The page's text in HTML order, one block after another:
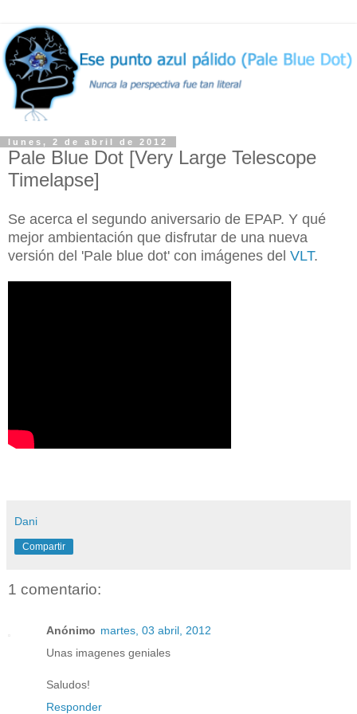
lunes, 2 de abril de 2012
Pale Blue Dot [Very Large Telescope
Timelapse]
Se acerca el segundo aniversario de EPAP. Y qué
mejor ambientación que disfrutar de una nueva
versión del 'Pale blue dot' con imágenes del VLT.
Dani
Compartir
1 comentario:
Anónimo martes, 03 abril, 2012
Unas imagenes geniales
Saludos!
Responder